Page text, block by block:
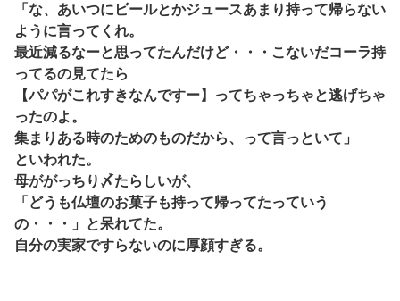
「な、あいつにビールとかジュースあまり持って帰らない
ように言ってくれ。
最近減るなーと思ってたんだけど・・・こないだコーラ持
ってるの見てたら
【パパがこれすきなんですー】ってちゃっちゃと逃げちゃ
ったのよ。
集まりある時のためのものだから、って言っといて」
といわれた。
母ががっちり〆たらしいが、
「どうも仏壇のお菓子も持って帰ってたっていう
の・・・」と呆れてた。
自分の実家ですらないのに厚顔すぎる。